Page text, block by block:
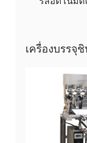
เครื่องบรรจุ